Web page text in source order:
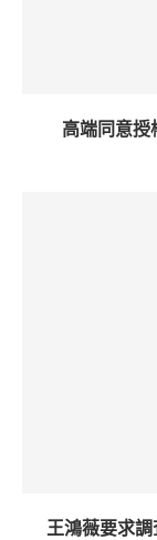
高端同意
王鴻薇要求